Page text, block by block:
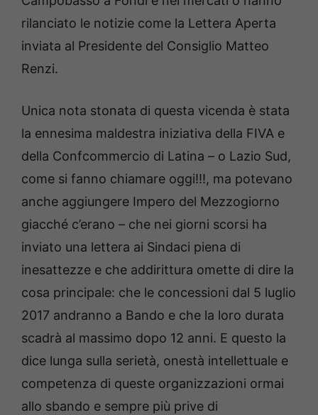
rilanciato le notizie come la Lettera Aperta
inviata al Presidente del Consiglio Matteo
Renzi.
Unica nota stonata di questa vicenda è stata
la ennesima maldestra iniziativa della FIVA e
della Confcommercio di Latina – o Lazio Sud,
come si fanno chiamare oggi!!!, ma potevano
anche aggiungere Impero del Mezzogiorno
giacché c’erano – che nei giorni scorsi ha
inviato una lettera ai Sindaci piena di
inesattezze e che addirittura omette di dire la
cosa principale: che le concessioni dal 5 luglio
2017 andranno a Bando e che la loro durata
scadrà al massimo dopo 12 anni. E questo la
dice lunga sulla serietà, onestà intellettuale e
competenza di queste organizzazioni ormai
allo sbando e sempre più prive di